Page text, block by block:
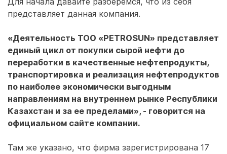
представляет данная компания.
«Деятельность ТОО «PETROSUN» представляет
единый цикл от покупки сырой нефти до
переработки в качественные нефтепродукты,
транспортировка и реализация нефтепродуктов
по наиболее экономически выгодным
направлениям на внутреннем рынке Республики
Казахстан и за ее пределами», - говорится на
официальном сайте компании.
Там же указано, что фирма зарегистрирована 17